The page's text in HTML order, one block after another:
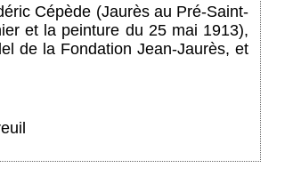
Cépède (Jaurès au Pré-Saint-
et la peinture du 25 mai 1913),
de la Fondation Jean-Jaurès, et